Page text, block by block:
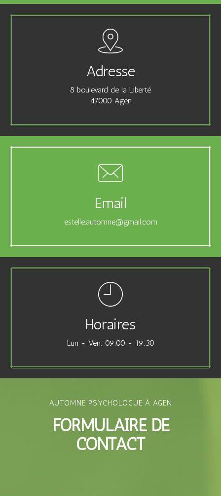
Adresse
8 boulevard de la Liberté
47000 Agen
Email
estelle.automne@gmail.com
Horaires
Lun - Ven: 09:00 - 19:30
AUTOMNE PSYCHOLOGUE À AGEN
FORMULAIRE DE
CONTACT